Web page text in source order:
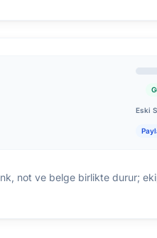
Eski
not ve belge birlikte durur;